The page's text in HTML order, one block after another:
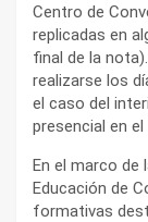
Centro de
replicadas en
final de la
realizarse los
el caso del
presencial en
En el marco de
Educación de
formativas